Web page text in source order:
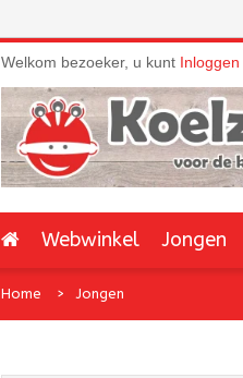
Welkom bezoeker, u kunt Inloggen
Webwinkel Jongen
Home Jongen